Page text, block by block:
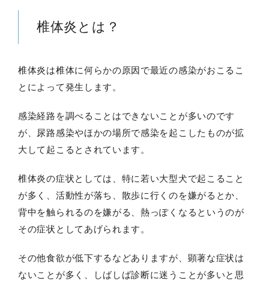
椎体炎とは？
椎体炎は椎体に何らかの原因で最近の感染がおこるこ
とによって発生します。
感染経路を調べることはできないことが多いのです
が、尿路感染やほかの場所で感染を起こしたものが拡
大して起こるとされています。
椎体炎の症状としては、特に若い大型犬で起こること
が多く、活動性が落ち、散歩に行くのを嫌がるとか、
背中を触られるのを嫌がる、熱っぽくなるというのが
その症状としてあげられます。
その他食欲が低下するなどありますが、顕著な症状は
ないことが多く、しばしば診断に迷うことが多いと思